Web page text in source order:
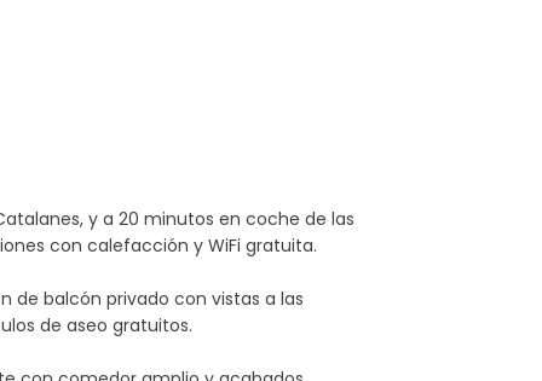
y a 20 minutos en coche de las
con calefacción y WiFi gratuita.
de balcón privado con vistas a las
de aseo gratuitos.